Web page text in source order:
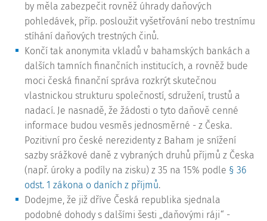
by měla zabezpečit rovněž úhrady daňových
pohledávek, příp. posloužit vyšetřování nebo trestnímu
stíhání daňových trestných činů.
Končí tak anonymita vkladů v bahamských bankách a
dalších tamních finančních institucích, a rovněž bude
moci česká finanční správa rozkrýt skutečnou
vlastnickou strukturu společností, sdružení, trustů a
nadací. Je nasnadě, že žádosti o tyto daňově cenné
informace budou vesměs jednosměrné - z Česka.
Pozitivní pro české nerezidenty z Baham je snížení
sazby srážkové daně z vybraných druhů příjmů z Česka
(např. úroky a podíly na zisku) z 35 na 15% podle § 36
odst. 1 zákona o daních z příjmů.
Dodejme, že již dříve Česká republika sjednala
podobné dohody s dalšími šesti „daňovými ráji“ -